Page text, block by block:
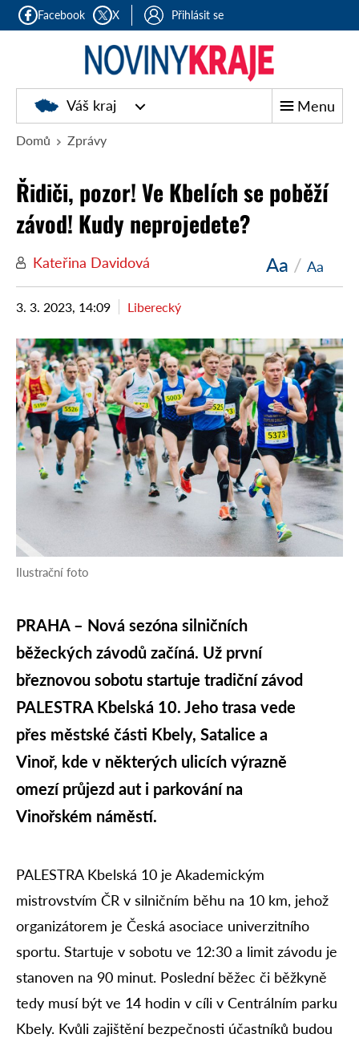
Facebook X Přihlásit se
Noviny
kraje
Váš kraj Menu
Domů Zprávy
Řidiči, pozor! Ve Kbelích se poběží
závod! Kudy neprojedete?
Kateřina Davidová Aa / Aa
3. 3. 2023, 14:09 Liberecký
Ilustrační foto
PRAHA – Nová sezóna silničních
běžeckých závodů začíná. Už první
březnovou sobotu startuje tradiční závod
PALESTRA Kbelská 10. Jeho trasa vede
přes městské části Kbely, Satalice a
Vinoř, kde v některých ulicích výrazně
omezí průjezd aut i parkování na
Vinořském náměstí.
PALESTRA Kbelská 10 je Akademickým
mistrovstvím ČR v silničním běhu na 10 km, jehož
organizátorem je Česká asociace univerzitního
sportu. Startuje v sobotu ve 12:30 a limit závodu je
stanoven na 90 minut. Poslední běžec či běžkyně
tedy musí být ve 14 hodin v cíli v Centrálním parku
Kbely. Kvůli zajištění bezpečnosti účastníků budou